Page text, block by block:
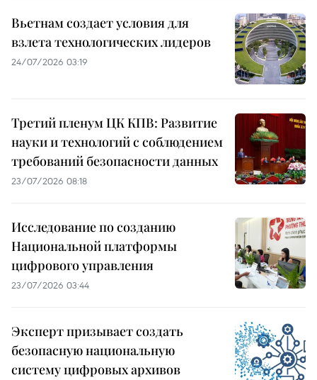
Вьетнам создает условия для
взлета технологических лидеров
24/07/2026 03:19
Третий пленум ЦК КПВ: Развитие
науки и технологий с соблюдением
требований безопасности данных
23/07/2026 08:18
Исследование по созданию
Национальной платформы
цифрового управления
23/07/2026 03:44
Эксперт призывает создать
безопасную национальную
систему цифровых архивов